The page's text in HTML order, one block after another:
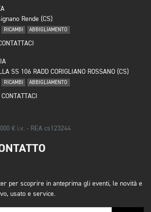
Rende (CS)
RICAMBI ABBIGLIAMENTO
SS 106 RADD CORIGLIANO ROSSANO (CS)
RICAMBI ABBIGLIAMENTO
CONTATTACI
€ i.v. - REA cs123244
per scoprire in anteprima gli eventi, le novità e
usato e service.